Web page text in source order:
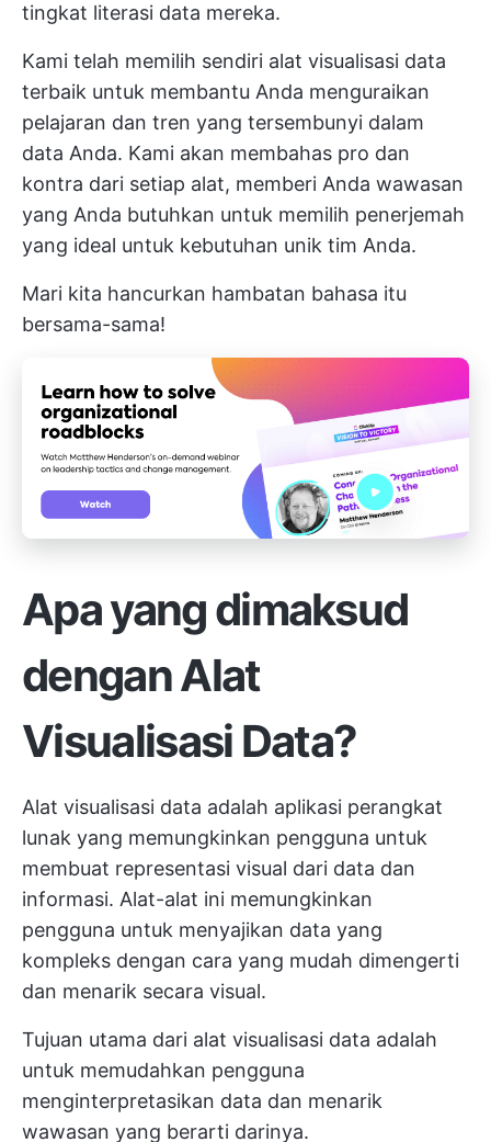
tingkat literasi data mereka.
Kami telah memilih sendiri alat visualisasi data
terbaik untuk membantu Anda menguraikan
pelajaran dan tren yang tersembunyi dalam
data Anda. Kami akan membahas pro dan
kontra dari setiap alat, memberi Anda wawasan
yang Anda butuhkan untuk memilih penerjemah
yang ideal untuk kebutuhan unik tim Anda.
Mari kita hancurkan hambatan bahasa itu
bersama-sama!
Apa yang dimaksud
dengan Alat
Visualisasi Data?
Alat visualisasi data adalah aplikasi perangkat
lunak yang memungkinkan pengguna untuk
membuat representasi visual dari data dan
informasi. Alat-alat ini memungkinkan
pengguna untuk menyajikan data yang
kompleks dengan cara yang mudah dimengerti
dan menarik secara visual.
Tujuan utama dari alat visualisasi data adalah
untuk memudahkan pengguna
menginterpretasikan data dan menarik
wawasan yang berarti darinya.